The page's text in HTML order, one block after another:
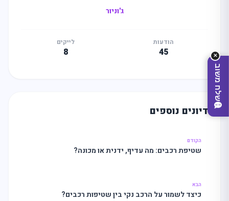
מצאו לי עסק
ג'וניור
הודעות
45
לייקים
8
דיונים נוספים
הקודם
שטיפת רכבים: מה עדיף, ידנית או מכונה?
הבא
כיצד לשמור על הרכב נקי בין שטיפות רכבים?
✕
שלח משוב